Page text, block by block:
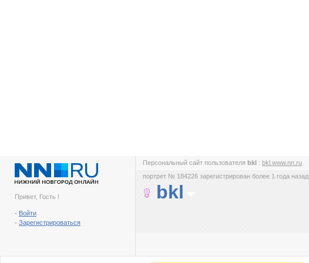
Привет, Гость !
- Войти
- Зарегистрироваться
Персональный сайт пользователя bkl : bkl.www.nn.ru
портрет № 184226 зарегистрирован более 1 года назад
bkl